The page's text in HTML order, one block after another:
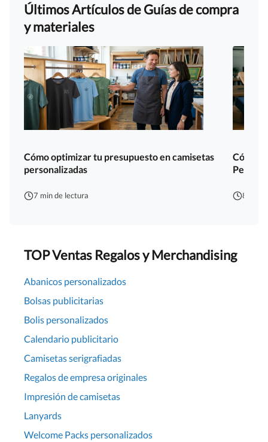
Últimos Artículos de Guías de compra
y materiales
Cómo optimizar tu presupuesto en camisetas
personalizadas
7 min de lectura
Cómo
8 min
TOP Ventas Regalos y Merchandising
Abanicos personalizados
Bolsas publicitarias
Bolis personalizados
Calendario publicitario
Camisetas serigrafiadas
Regalos de empresa originales
Impresión de camisetas
Lanyards
Welcome Packs personalizados